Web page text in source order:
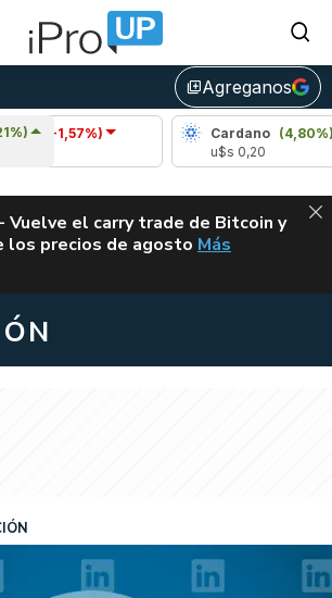
library_addAgreganos
(-1,57%)
Cardano (4,80%)
u$s 0,20
ALERTA
Vuelve el carry trade de Bitcoin y
los precios de agosto VUELVE EL
Más